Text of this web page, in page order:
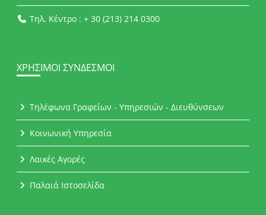
Τηλ. Κέντρο : + 30 (213) 214 0300
ΧΡΉΣΙΜΟΙ ΣΎΝΔΕΣΜΟΙ
Τηλέφωνα Γραφείων - Υπηρεσιών - Διευθύνσεων
Κοινωνική Υπηρεσία
Λαικές Αγορές
Παλαιά Ιστοσελίδα